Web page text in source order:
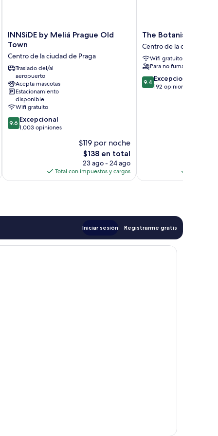
INNSiDE
by
Prague
Old
Town
Centro
de
la
ciudad
de
Praga
INNSiDE by Meliá Prague Old
Town
Centro de la ciudad de Praga
Traslado del/al
aeropuerto
Acepta mascotas
Estacionamiento
disponible
Wifi gratuito
9.6
de
9.6 Excepcional
1,003 opiniones
$119 por noche
El
precio
actual
es
$138 en total
23 ago - 24 ago
Total con impuestos y cargos
The
Botanist
by
Adrez
Centro
de
la
The Botanist by
Centro de la ciudad de
Wifi gratuito
Para no fumadores
9.4
de
9.4 Excepcional
192 opiniones
Iniciar sesión Registrarme gratis